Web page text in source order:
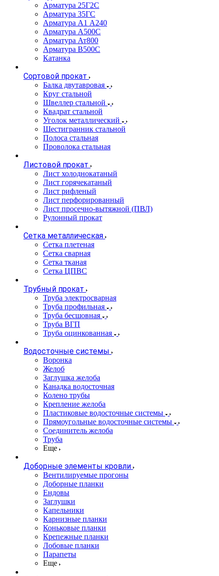
Арматура 25Г2С
Арматура 35ГС
Арматура А1 А240
Арматура А500С
Арматура Ат800
Арматура В500С
Катанка
Сортовой прокат
Балка двутавровая
Круг стальной
Швеллер стальной
Квадрат стальной
Уголок металлический
Шестигранник стальной
Полоса стальная
Проволока стальная
Листовой прокат
Лист холоднокатаный
Лист горячекатаный
Лист рифленый
Лист перфорированный
Лист просечно-вытяжной (ПВЛ)
Рулонный прокат
Сетка металлическая
Сетка плетеная
Сетка сварная
Сетка тканая
Сетка ЦПВС
Трубный прокат
Труба электросварная
Труба профильная
Труба бесшовная
Труба ВГП
Труба оцинкованная
Водосточные системы
Воронка
Желоб
Заглушка желоба
Канадка водосточная
Колено трубы
Крепление желоба
Пластиковые водосточные системы
Прямоугольные водосточные системы
Соединитель желоба
Труба
Еще
Доборные элементы кровли
Вентилируемые прогоны
Доборные планки
Ендовы
Заглушки
Капельники
Карнизные планки
Коньковые планки
Крепежные планки
Лобовые планки
Парапеты
Еще